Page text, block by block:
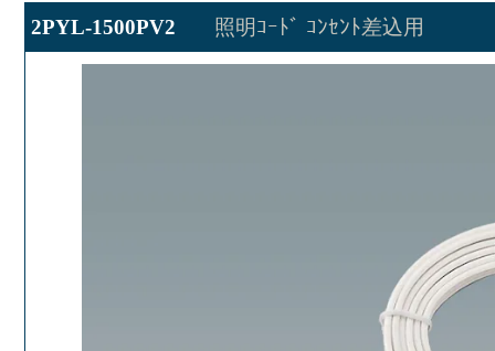
2PYL-1500PV2 照明ｺｰﾄﾞ ｺﾝｾﾝﾄ差込用